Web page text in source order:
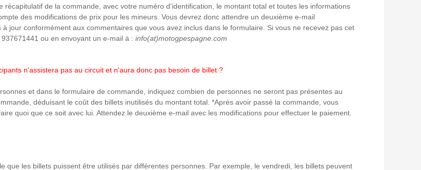
de la commande, avec votre numéro d'identification, le montant total et toutes les informations
des modifications de prix pour les mineurs. Vous devrez donc attendre un deuxième e-mail
jour conformément aux commentaires que vous avez inclus dans le formulaire. Si vous ne recevez pas cet
ou en envoyant un e-mail à : info(at)motogpespagne.com
n'assistera pas au circuit et n'aura donc pas besoin de billet ?
et dans le formulaire de commande, indiquez combien de personnes ne seront pas présentes au
déduisant le coût des billets inutilisés du montant total. *Après avoir passé la commande, vous
quoi que ce soit avec lui. Attendez le deuxième e-mail avec les modifications pour effectuer le paiement.
que les billets puissent être utilisés par différentes personnes. Par exemple, le vendredi, les billets peuvent